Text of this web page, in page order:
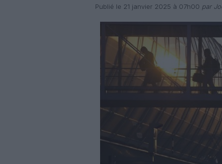
Publié le 21 janvier 2025 à 07h00 par